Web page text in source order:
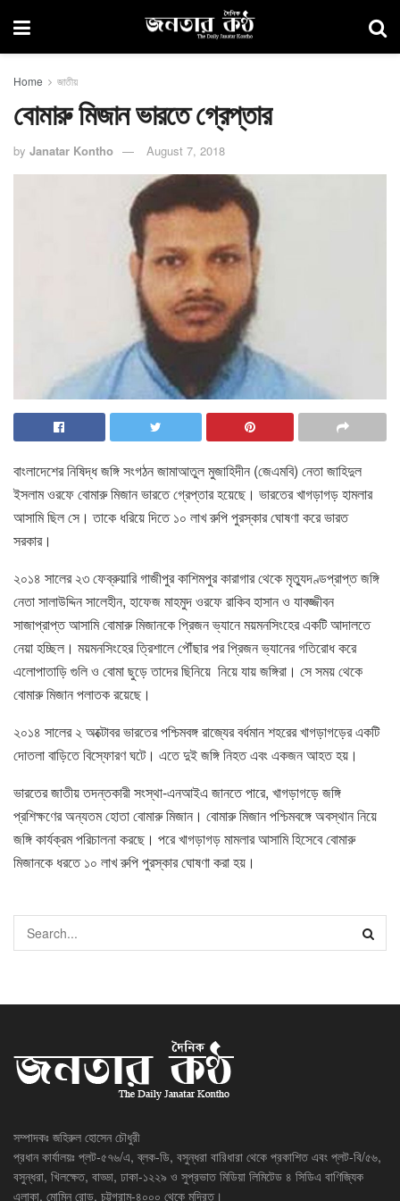
Home জাতীয়
বোমারু মিজান ভারতে গ্রেপ্তার
by Janatar Kontho August 7, 2018
বাংলাদেশের নিষিদ্ধ জঙ্গি সংগঠন জামাআতুল মুজাহিদীন (জেএমবি) নেতা জাহিদুল
ইসলাম ওরফে বোমারু মিজান ভারতে গ্রেপ্তার হয়েছে। ভারতের খাগড়াগড় হামলার
আসামি ছিল সে। তাকে ধরিয়ে দিতে ১০ লাখ রুপি পুরস্কার ঘোষণা করে ভারত
সরকার।
২০১৪ সালের ২৩ ফেব্রুয়ারি গাজীপুর কাশিমপুর কারাগার থেকে মৃত্যুদণ্ডপ্রাপ্ত জঙ্গি
নেতা সালাউদ্দিন সালেহীন, হাফেজ মাহমুদ ওরফে রাকিব হাসান ও যাবজ্জীবন
সাজাপ্রাপ্ত আসামি বোমারু মিজানকে প্রিজন ভ্যানে ময়মনসিংহের একটি আদালতে
নেয়া হচ্ছিল। ময়মনসিংহের ত্রিশালে পৌঁছার পর প্রিজন ভ্যানের গতিরোধ করে
এলোপাতাড়ি গুলি ও বোমা ছুড়ে তাদের ছিনিয়ে নিয়ে যায় জঙ্গিরা। সে সময় থেকে
বোমারু মিজান পলাতক রয়েছে।
২০১৪ সালের ২ অক্টোবর ভারতের পশ্চিমবঙ্গ রাজ্যের বর্ধমান শহরের খাগড়াগড়ের একটি
দোতলা বাড়িতে বিস্ফোরণ ঘটে। এতে দুই জঙ্গি নিহত এবং একজন আহত হয়।
ভারতের জাতীয় তদন্তকারী সংস্থা-এনআইএ জানতে পারে, খাগড়াগড়ে জঙ্গি
প্রশিক্ষণের অন্যতম হোতা বোমারু মিজান। বোমারু মিজান পশ্চিমবঙ্গে অবস্থান নিয়ে
জঙ্গি কার্যক্রম পরিচালনা করছে। পরে খাগড়াগড় মামলার আসামি হিসেবে বোমারু
মিজানকে ধরতে ১০ লাখ রুপি পুরস্কার ঘোষণা করা হয়।
সম্পাদকঃ জহিরুল হোসেন চৌধুরী
প্রধান কার্যালয়ঃ প্লট-৫৭৬/এ, ব্লক-ডি, বসুন্ধরা বারিধারা থেকে প্রকাশিত এবং প্লট-বি/৫৬,
বসুন্ধরা, খিলক্ষেত, বাড্ডা, ঢাকা-১২২৯ ও সুপ্রভাত মিডিয়া লিমিটেড ৪ সিডিএ বাণিজ্যিক
এলাকা, মোমিন রোড, চট্টগ্রাম-৪০০০ থেকে মুদ্রিত।